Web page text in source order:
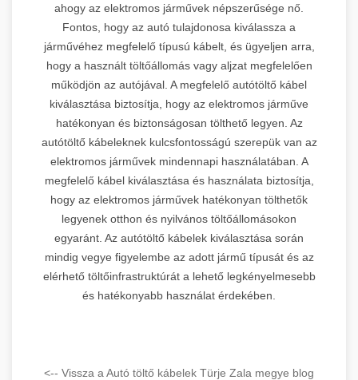
ahogy az elektromos járművek népszerűsége nő.
Fontos, hogy az autó tulajdonosa kiválassza a
járművéhez megfelelő típusú kábelt, és ügyeljen arra,
hogy a használt töltőállomás vagy aljzat megfelelően
működjön az autójával. A megfelelő autótöltő kábel
kiválasztása biztosítja, hogy az elektromos járműve
hatékonyan és biztonságosan tölthető legyen. Az
autótöltő kábeleknek kulcsfontosságú szerepük van az
elektromos járművek mindennapi használatában. A
megfelelő kábel kiválasztása és használata biztosítja,
hogy az elektromos járművek hatékonyan tölthetők
legyenek otthon és nyilvános töltőállomásokon
egyaránt. Az autótöltő kábelek kiválasztása során
mindig vegye figyelembe az adott jármű típusát és az
elérhető töltőinfrastruktúrát a lehető legkényelmesebb
és hatékonyabb használat érdekében.
<-- Vissza a Autó töltő kábelek Türje Zala megye blog